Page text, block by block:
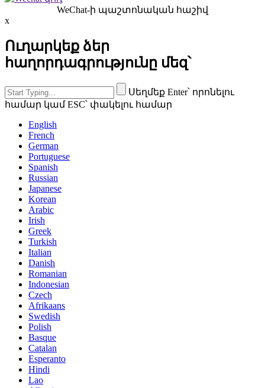
WeChat-ի պաշտոնական հաշիվ
x
Ուղարկեք ձեր
հաղորդագրությունը մեզ՝
Սեղմեք Enter՝ որոնելու
համար կամ ESC՝ փակելու համար
English
French
German
Portuguese
Spanish
Russian
Japanese
Korean
Arabic
Irish
Greek
Turkish
Italian
Danish
Romanian
Indonesian
Czech
Afrikaans
Swedish
Polish
Basque
Catalan
Esperanto
Hindi
Lao